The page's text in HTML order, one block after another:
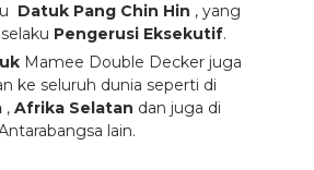
Datuk Pang Chin Hin , yang
Pengerusi Eksekutif.
Mamee Double Decker juga
ke seluruh dunia seperti di
, Afrika Selatan dan juga di
lain.